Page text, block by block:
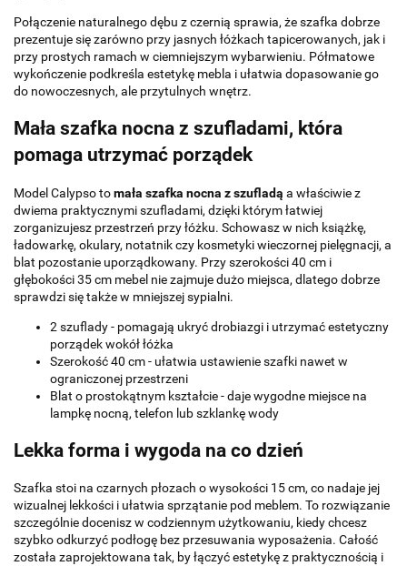
Połączenie naturalnego dębu z czernią sprawia, że szafka dobrze
prezentuje się zarówno przy jasnych łóżkach tapicerowanych, jak i
przy prostych ramach w ciemniejszym wybarwieniu. Półmatowe
wykończenie podkreśla estetykę mebla i ułatwia dopasowanie go
do nowoczesnych, ale przytulnych wnętrz.
Mała szafka nocna z szufladami, która
pomaga utrzymać porządek
Model Calypso tomała szafka nocna z szufladą a właściwie z
dwiema praktycznymi szufladami, dzięki którym łatwiej
zorganizujesz przestrzeń przy łóżku. Schowasz w nich książkę,
ładowarkę, okulary, notatnik czy kosmetyki wieczornej pielęgnacji, a
blat pozostanie uporządkowany. Przy szerokości 40 cm i
głębokości 35 cm mebel nie zajmuje dużo miejsca, dlatego dobrze
sprawdzi się także w mniejszej sypialni.
2 szuflady - pomagają ukryć drobiazgi i utrzymać estetyczny
porządek wokół łóżka
Szerokość 40 cm - ułatwia ustawienie szafki nawet w
ograniczonej przestrzeni
Blat o prostokątnym kształcie - daje wygodne miejsce na
lampkę nocną, telefon lub szklankę wody
Lekka forma i wygoda na co dzień
Szafka stoi na czarnych płozach o wysokości 15 cm, co nadaje jej
wizualnej lekkości i ułatwia sprzątanie pod meblem. To rozwiązanie
szczególnie docenisz w codziennym użytkowaniu, kiedy chcesz
szybko odkurzyć podłogę bez przesuwania wyposażenia. Całość
została zaprojektowana tak, by łączyć estetykę z praktycznością i